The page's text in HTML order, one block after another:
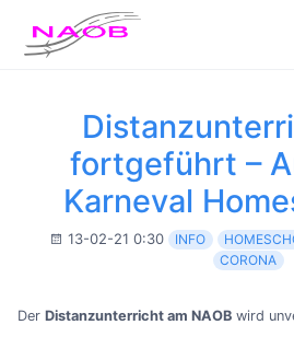
fortgeführt –
Karneval
13-02-21 0:30 INFO
CORONA
Der Distanzunterricht am NAOB wird